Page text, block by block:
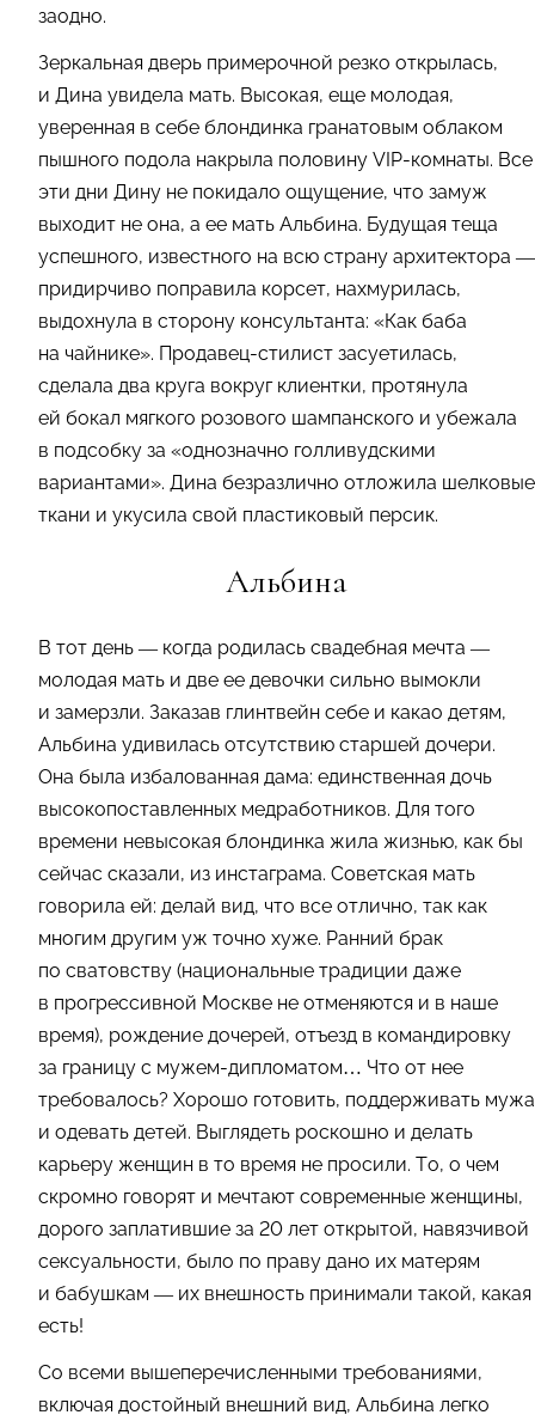
заодно.
Зеркальная дверь примерочной резко открылась,
и Дина увидела мать. Высокая, еще молодая,
уверенная в себе блондинка гранатовым облаком
пышного подола накрыла половину VIP-комнаты. Все
эти дни Дину не покидало ощущение, что замуж
выходит не она, а ее мать Альбина. Будущая теща
успешного, известного на всю страну архитектора —
придирчиво поправила корсет, нахмурилась,
выдохнула в сторону консультанта: «Как баба
на чайнике». Продавец-стилист засуетилась,
сделала два круга вокруг клиентки, протянула
ей бокал мягкого розового шампанского и убежала
в подсобку за «однозначно голливудскими
вариантами». Дина безразлично отложила шелковые
ткани и укусила свой пластиковый персик.
Альбина
В тот день — когда родилась свадебная мечта —
молодая мать и две ее девочки сильно вымокли
и замерзли. Заказав глинтвейн себе и какао детям,
Альбина удивилась отсутствию старшей дочери.
Она была избалованная дама: единственная дочь
высокопоставленных медработников. Для того
времени невысокая блондинка жила жизнью, как бы
сейчас сказали, из инстаграма. Советская мать
говорила ей: делай вид, что все отлично, так как
многим другим уж точно хуже. Ранний брак
по сватовству (национальные традиции даже
в прогрессивной Москве не отменяются и в наше
время), рождение дочерей, отъезд в командировку
за границу с мужем-дипломатом… Что от нее
требовалось? Хорошо готовить, поддерживать мужа
и одевать детей. Выглядеть роскошно и делать
карьеру женщин в то время не просили. То, о чем
скромно говорят и мечтают современные женщины,
дорого заплатившие за 20 лет открытой, навязчивой
сексуальности, было по праву дано их матерям
и бабушкам — их внешность принимали такой, какая
есть!
Со всеми вышеперечисленными требованиями,
включая достойный внешний вид, Альбина легко